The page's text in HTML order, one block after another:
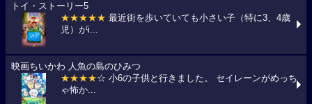
トイ・ストーリー5
★★★★★ 最近街を歩いていても小さい子（特に3、4歳
児）がi...
映画ちいかわ 人魚の島のひみつ
★★★★☆ 小6の子供と行きました。 セイレーンがめっち
ゃ怖か...